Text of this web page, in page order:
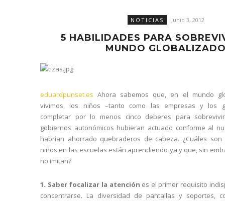
NOTICIAS Junio 3, 2012
5 HABILIDADES PARA
MUNDO
eduardpunset.es Ahora sabemos que, en el mundo
vivimos, los niños –tanto como las empresas y los
completar por lo menos cinco deberes para
gobiernos autonómicos hubieran actuado conforme al
habrían ahorrado quebraderos de cabeza. ¿Cuáles
niños en las escuelas están aprendiendo ya y que, sin
no imitan?
1. Saber focalizar la atención es el primer requisito
concentrarse. La diversidad de pantallas y soportes,